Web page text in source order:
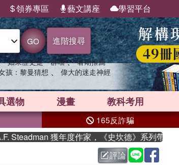
領券專區 藝文講座 學習平台
GO 進階搜尋
如果歷史是一群喵 、 暑期推薦
孩：黎曼猜想 、 偉大的迷走神經
選物 漫畫 教科考用
165反詐騙
獲年度作家，《史坎德》系列帶你踏上熱血
評論